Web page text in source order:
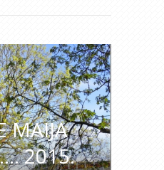
MAIJA
2015.